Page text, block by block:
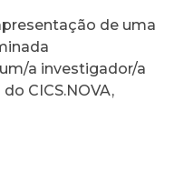
de uma
a investigador/a
CICS.NOVA,